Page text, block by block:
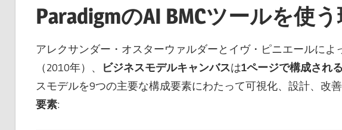
ParadigmのAI BMCツールを使
アレクサンダー・オスターウァルダーとイヴ・ピニエールによ
（2010年）、
ビジネスモデルキャンバスは1ページで構成され
スモデルを9つの主要な構成要素にわたって可視化、設計、改
要素: